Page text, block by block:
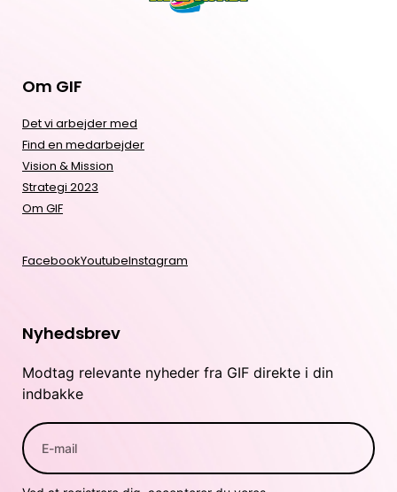
Om GIF
Det vi arbejder med
Find en medarbejder
Vision & Mission
Strategi 2023
Om GIF
FacebookYoutubeInstagram
Nyhedsbrev
Modtag relevante nyheder fra GIF direkte i din
indbakke